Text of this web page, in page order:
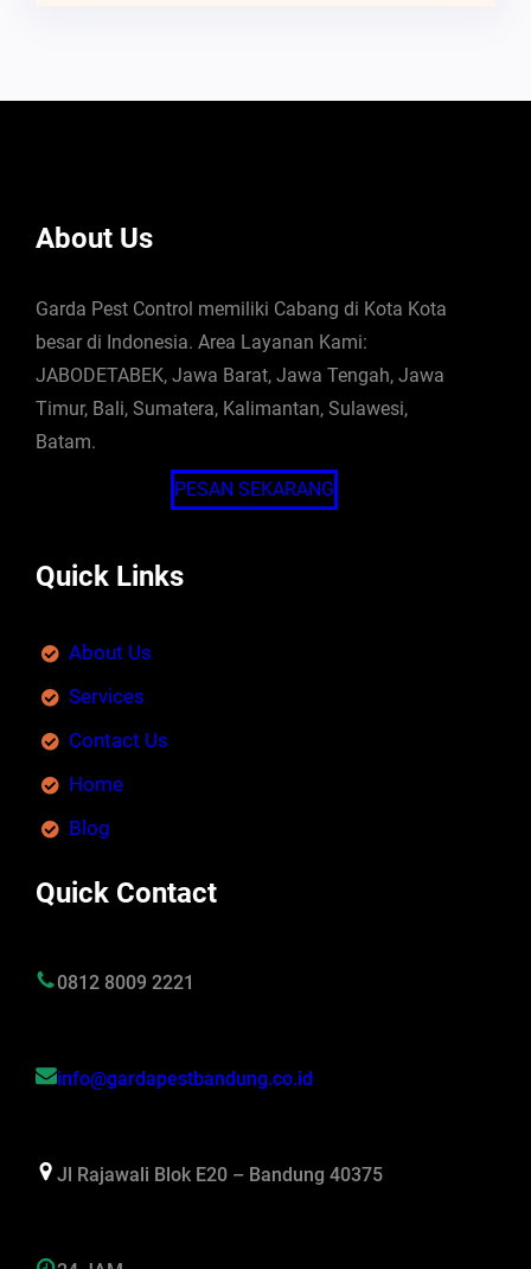
About Us
Garda Pest Control memiliki Cabang di Kota Kota
besar di Indonesia. Area Layanan Kami:
JABODETABEK, Jawa Barat, Jawa Tengah, Jawa
Timur, Bali, Sumatera, Kalimantan, Sulawesi,
Batam.
PESAN SEKARANG
Quick Links
About Us
Services
Contact Us
Home
Blog
Quick Contact
0812 8009 2221
info@gardapestbandung.co.id
Jl Rajawali Blok E20 – Bandung 40375